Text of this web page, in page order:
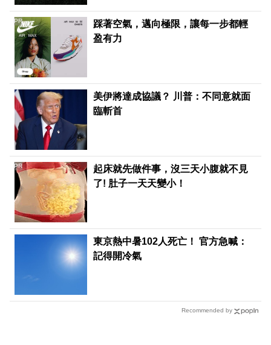
踩著空氣，邁向極限，讓每一步都輕
盈有力
PR
美伊將達成協議？ 川普：不同意就面
臨斬首
起床就先做件事，沒三天小腹就不見
了! 肚子一天天變小！
PR
東京熱中暑102人死亡！ 官方急喊：
記得開冷氣
Recommended by